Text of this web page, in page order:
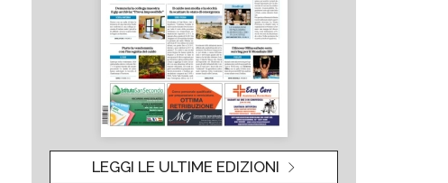
LEGGI LE ULTIME EDIZIONI